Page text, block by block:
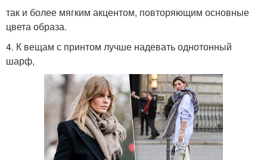
так и более мягким акцентом, повторяющим основные
цвета образа.
4. К вещам с принтом лучше надевать однотонный
шарф,